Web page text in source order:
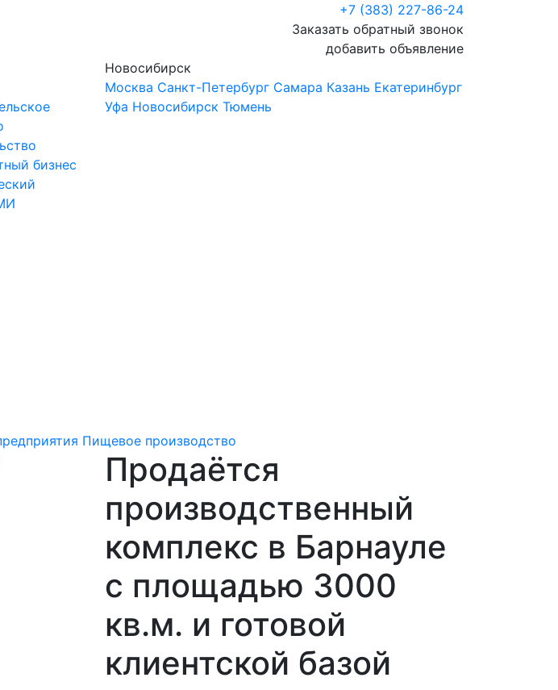
+7 (383) 227-86-24
Заказать обратный звонок
добавить объявление
бизнес
Новосибирск
Москва Санкт-Петербург Самара Казань Екатеринбург
Уфа Новосибирск Тюмень
Пищевое производство
Продаётся
производственный
комплекс в Барнауле
с площадью 3000
кв.м. и готовой
клиентской базой